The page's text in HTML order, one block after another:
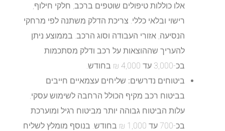
אלו כוללות טיפולים שוטפים ברכב, חלקי חילוף,
רישוי ובלאי כללי. צריכת הדלק משתנה לפי מרחקי
הנסיעה, אזורי העבודה וסוג הרכב. בממוצע ניתן
להעריך שההוצאות על רכב ודלק מסתכמות
בכ-3,000 עד 4,000 ₪ בחודש.
ביטוחים נדרשים:שליחים עצמאיים חייבים
בביטוח רכב מקיף הכולל הרחבה לשימוש עסקי.
עלות הביטוח גבוהה יותר מביטוח רגיל ומוערכת
בכ-700 עד 1,000 ₪ בחודש. בנוסף מומלץ לשליח